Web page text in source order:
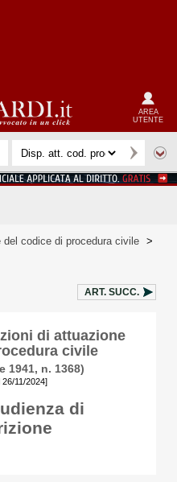
AREA
UTENTE
codice di procedura civile >
ART. SUCC.
di attuazione
civile
1941, n. 1368)
11/2024]
di